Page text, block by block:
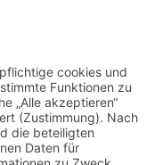
der Kostenträger
PFLEGE